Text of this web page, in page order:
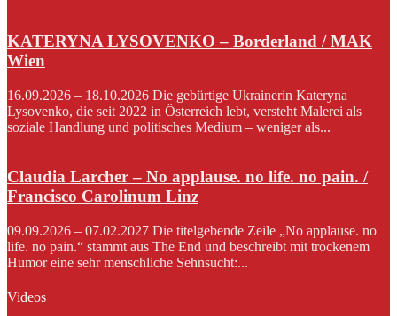
KATERYNA LYSOVENKO – Borderland / MAK
Wien
16.09.2026 – 18.10.2026 Die gebürtige Ukrainerin Kateryna
Lysovenko, die seit 2022 in Österreich lebt, versteht Malerei als
soziale Handlung und politisches Medium – weniger als...
Claudia Larcher – No applause. no life. no pain. /
Francisco Carolinum Linz
09.09.2026 – 07.02.2027 Die titelgebende Zeile „No applause. no
life. no pain.“ stammt aus The End und beschreibt mit trockenem
Humor eine sehr menschliche Sehnsucht:...
Videos